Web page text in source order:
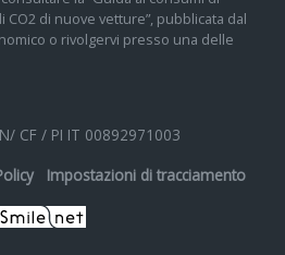
di nuove vetture”, pubblicata dal
o rivolgervi presso una delle
CF / PI IT 00892971003
Impostazioni di tracciamento